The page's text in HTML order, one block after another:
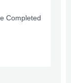
Completed